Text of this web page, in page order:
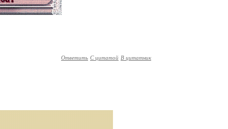
Ответить С цитатой В цитатник